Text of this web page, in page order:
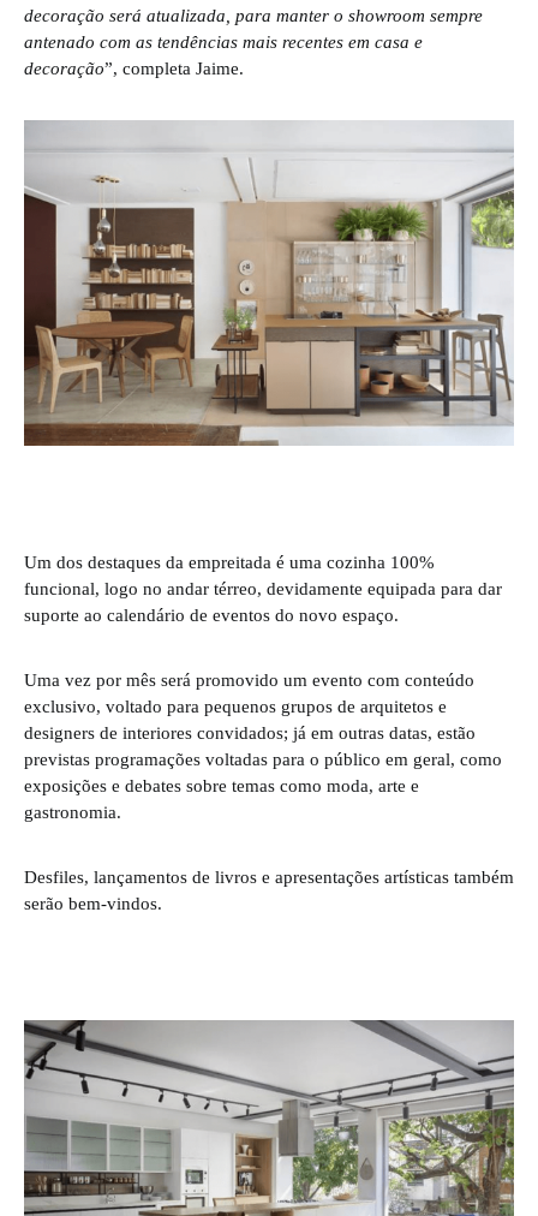
decoração será atualizada, para manter o showroom sempre
antenado com as tendências mais recentes em casa e
decoração”, completa Jaime.
Um dos destaques da empreitada é uma cozinha 100%
funcional, logo no andar térreo, devidamente equipada para dar
suporte ao calendário de eventos do novo espaço.
Uma vez por mês será promovido um evento com conteúdo
exclusivo, voltado para pequenos grupos de arquitetos e
designers de interiores convidados; já em outras datas, estão
previstas programações voltadas para o público em geral, como
exposições e debates sobre temas como moda, arte e
gastronomia.
Desfiles, lançamentos de livros e apresentações artísticas também
serão bem-vindos.